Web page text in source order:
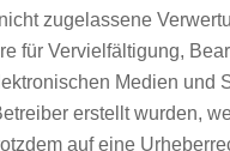
zugelassene
für Vervielfältigung,
Medien und
erstellt wurden,
auf eine